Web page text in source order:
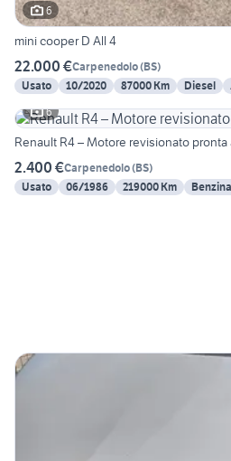
6
mini cooper D All 4
22.000 €Carpenedolo(BS)
Usato
10/2020 87000 Km Diesel
6
Renault R4 – Motore revisionato
2.400 €Carpenedolo(BS)
Usato
06/1986 219000 Km Benzina